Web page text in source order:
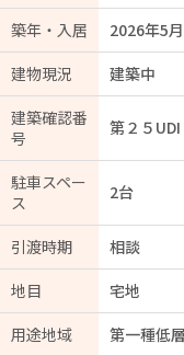
築年・入居
2026年5月
建物現況
建築中
建築確認番
号
第２５
駐車スペー
ス
2台
引渡時期
相談
地目
宅地
用途地域
第一種低